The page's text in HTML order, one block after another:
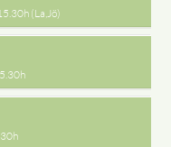
(La,Jö)